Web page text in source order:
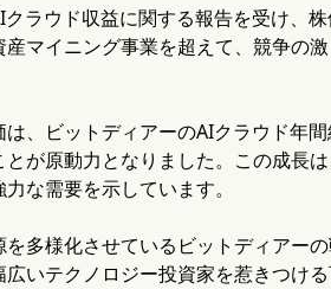
ラウド収益に関する報告を受け、
マイニング事業を超えて、競争の
は、ビットディアーのAIクラウド年
が原動力となりました。この成長
な需要を示しています。
多様化させているビットディアー
広いテクノロジー投資家を惹きつけ